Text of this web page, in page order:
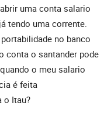
uma conta salario
tendo uma corrente.
no banco
conta o santander pode
o meu salario
é feita
o Itau?